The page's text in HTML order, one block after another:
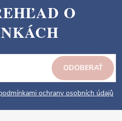
O
ochrany osobních údajů
ODOBERAŤ